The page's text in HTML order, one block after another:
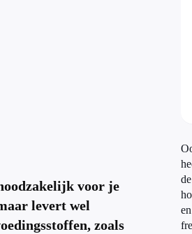
voor je
levert wel
zoals
de
en